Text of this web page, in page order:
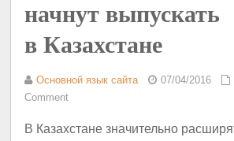
начнут выпускать
в Казахстане
Основной язык сайта 07/04/2016
Comment
В Казахстане значительно